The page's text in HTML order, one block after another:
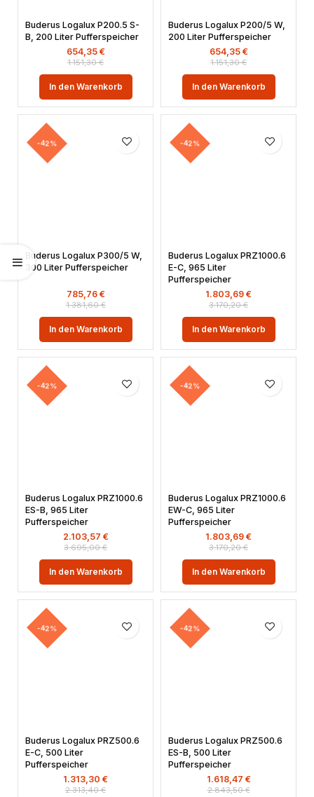
Buderus Logalux P200.5 S-
B, 200 Liter Pufferspeicher
1.151,30€
654,35 €
In den Warenkorb
Buderus Logalux P200/5 W,
200 Liter Pufferspeicher
1.151,30€
654,35 €
In den Warenkorb
-42%
Buderus Logalux P300/5 W,
300 Liter Pufferspeicher
1.381,60€
785,76 €
In den Warenkorb
-42%
Buderus Logalux PRZ1000.6
E-C, 965 Liter
Pufferspeicher
3.170,20€
1.803,69 €
In den Warenkorb
-42%
Buderus Logalux PRZ1000.6
ES-B, 965 Liter
Pufferspeicher
3.695,00€
2.103,57 €
In den Warenkorb
-42%
Buderus Logalux PRZ1000.6
EW-C, 965 Liter
Pufferspeicher
3.170,20€
1.803,69 €
In den Warenkorb
-42%
Buderus Logalux PRZ500.6
E-C, 500 Liter
Pufferspeicher
2.313,40€
1.313,30 €
-42%
Buderus Logalux PRZ500.6
ES-B, 500 Liter
Pufferspeicher
2.843,50€
1.618,47 €